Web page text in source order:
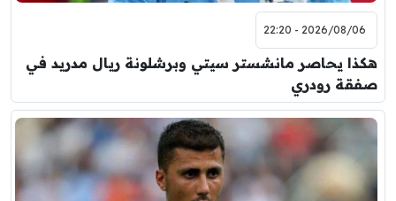
2026/08/06 - 22:20
هكذا يحاصر مانشستر سيتي وبرشلونة ريال مدريد في
صفقة رودري